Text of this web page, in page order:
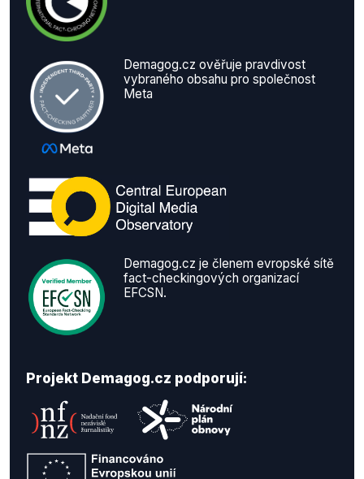
Demagog.cz ověřuje pravdivost
vybraného obsahu pro společnost
Meta
Demagog.cz je členem evropské sítě
fact-checkingových organizací
EFCSN.
Projekt Demagog.cz podporují: